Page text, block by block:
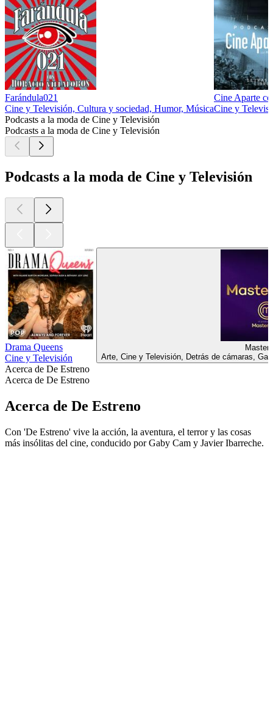
Farándula021
Cine y Televisión, Cultura y sociedad, Humor, Música
Cine Aparte
Cine y
Podcasts a la moda de Cine y Televisión
Podcasts a la moda de Cine y Televisión
Podcasts a la moda de Cine y Televisión
Drama Queens
Cine y Televisión
Arte, Cine y Televisión, Detrás de cámaras,
Acerca de De Estreno
Acerca de De Estreno
Acerca de De Estreno
Con 'De Estreno' vive la acción, la aventura, el terror y las cosas
más insólitas del cine, conducido por Gaby Cam y Javier Ibarreche.